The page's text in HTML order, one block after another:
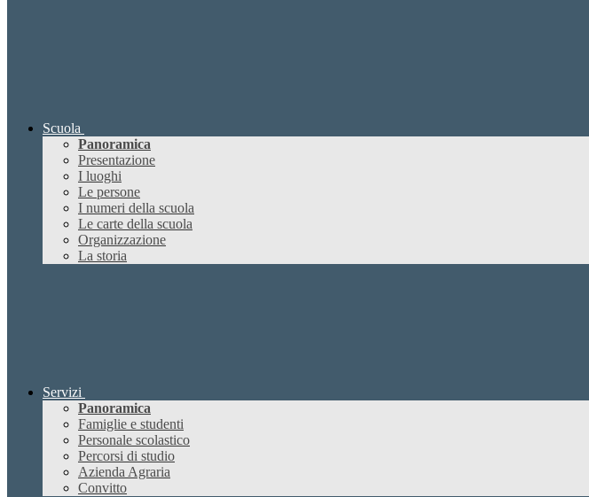
Scuola
Panoramica
Presentazione
I luoghi
Le persone
I numeri della scuola
Le carte della scuola
Organizzazione
La storia
Servizi
Panoramica
Famiglie e studenti
Personale scolastico
Percorsi di studio
Azienda Agraria
Convitto